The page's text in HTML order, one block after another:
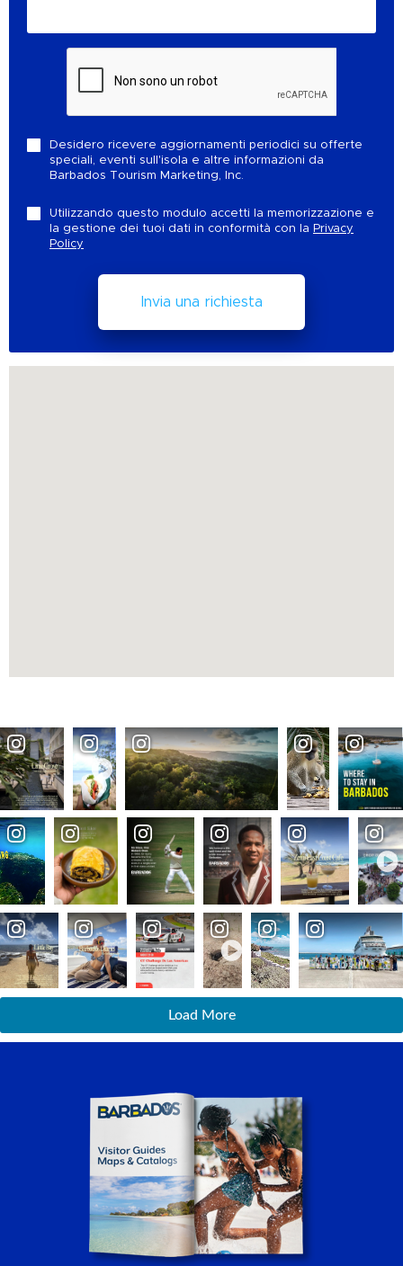
Desidero ricevere aggiornamenti periodici su offerte
speciali, eventi sull'isola e altre informazioni da
Barbados Tourism Marketing, Inc.
Utilizzando questo modulo accetti la memorizzazione e
la gestione dei tuoi dati in conformità con la Privacy
Policy
Load More